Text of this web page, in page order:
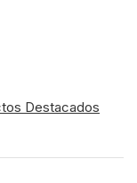
Destacados